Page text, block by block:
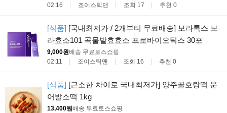
02:16
조이스틱맨 조회 17 추천 0
[식품] [국내최저가 / 2개부터 무료배송] 보라톡스 보
라효소101 곡물발효효소 프로바이오틱스 30포
9,000원배송 무료토스쇼핑
02:11
조이스틱맨 조회 16 추천 0
[식품] [근소한 차이로 국내최저가] 양주골호랑떡 문
어발소떡 1kg
13,400원배송 무료토스쇼핑